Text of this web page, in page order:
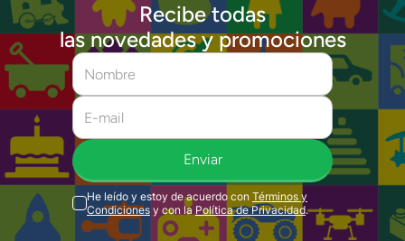
Recibe todas
las novedades y promociones
Enviar
He leído y estoy de acuerdo con Términos y
Condiciones y con la Política de Privacidad.